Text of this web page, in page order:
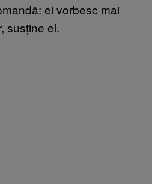
ei vorbesc mai
susține el.